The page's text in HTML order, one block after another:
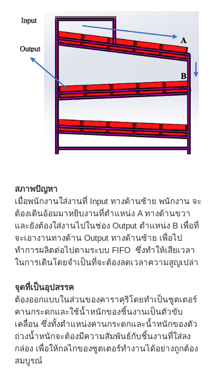
สภาพปัญหา
เมื่อพนักงานใส่งานที่ Input ทางด้านซ้าย พนักงาน จะ
ต้องเดินอ้อมมาหยิบงานที่ตำแหน่ง A ทางด้านขวา
และยังต้องใส่งานไปในช่อง Output ตำแหน่ง B เพื่อที่
จะเอางานทางด้าน Output ทางด้านซ้าย เพื่อไป
ทำการผลิตต่อไปตามระบบ FIFO ซึ่งทำให้เสียเวลา
ในการเดินโดยจำเป็นที่จะต้องลดเวลาความสูญเปล่า
จุดที่เป็นอุปสรรค
ต้องออกแบบในส่วนของคาราคุริโดยทำเป็นชูตเตอร์
คานกระดกและใช้น้ำหนักของชิ้นงานเป็นตัวขับ
เคลื่อน ซึ่งทั้งตำแหน่งคานกระดกและน้ำหนักของตัว
ถ่วงน้ำหนักจะต้องมีความสัมพันธ์กับชิ้นงานที่ใส่ลง
กล่อง เพื่อให้กลไกของซูตเตอร์ทำงานได้อย่างถูกต้อง
สมบูรณ์